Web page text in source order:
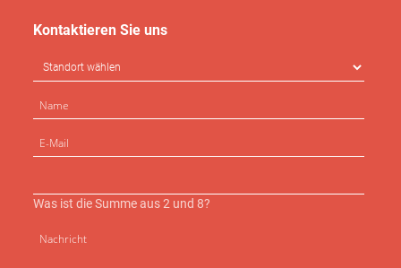
Kontaktieren Sie uns
Was ist die Summe aus 2 und 8?